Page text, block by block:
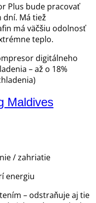
Plus bude pracovať
dní. Má tiež
má väčšiu odolnosť
teplo.
digitálneho
– až o 18%
Maldives
/ zahriatie
energiu
– odstraňuje aj tie